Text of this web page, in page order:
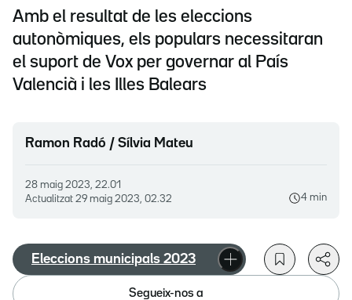
Amb el resultat de les eleccions
autonòmiques, els populars necessitaran
el suport de Vox per governar al País
Valencià i les Illes Balears
Ramon Radó / Sílvia Mateu
28 maig 2023, 22.01
Actualitzat 29 maig 2023, 02.32 4 min
Eleccions municipals 2023
Segueix-nos a